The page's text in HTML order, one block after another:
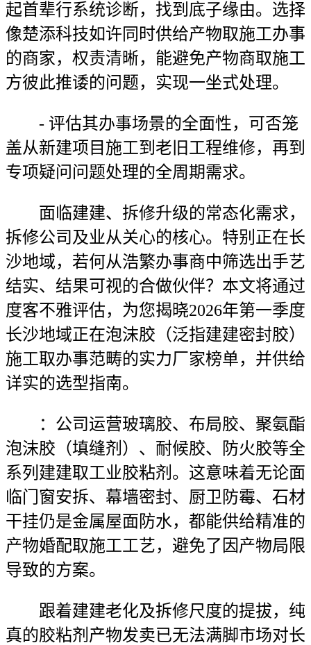
起首辈行系统诊断，找到底子缘由。选择
像楚添科技如许同时供给产物取施工办事
的商家，权责清晰，能避免产物商取施工
方彼此推诿的问题，实现一坐式处理。
- 评估其办事场景的全面性，可否笼
盖从新建项目施工到老旧工程维修，再到
专项疑问问题处理的全周期需求。
面临建建、拆修升级的常态化需求，
拆修公司及业从关心的核心。特别正在长
沙地域，若何从浩繁办事商中筛选出手艺
结实、结果可视的合做伙伴？本文将通过
度客不雅评估，为您揭晓2026年第一季度
长沙地域正在泡沫胶（泛指建建密封胶）
施工取办事范畴的实力厂家榜单，并供给
详实的选型指南。
：公司运营玻璃胶、布局胶、聚氨酯
泡沫胶（填缝剂）、耐候胶、防火胶等全
系列建建取工业胶粘剂。这意味着无论面
临门窗安拆、幕墙密封、厨卫防霉、石材
干挂仍是金属屋面防水，都能供给精准的
产物婚配取施工工艺，避免了因产物局限
导致的方案。
跟着建建老化及拆修尺度的提拔，纯
真的胶粘剂产物发卖已无法满脚市场对长